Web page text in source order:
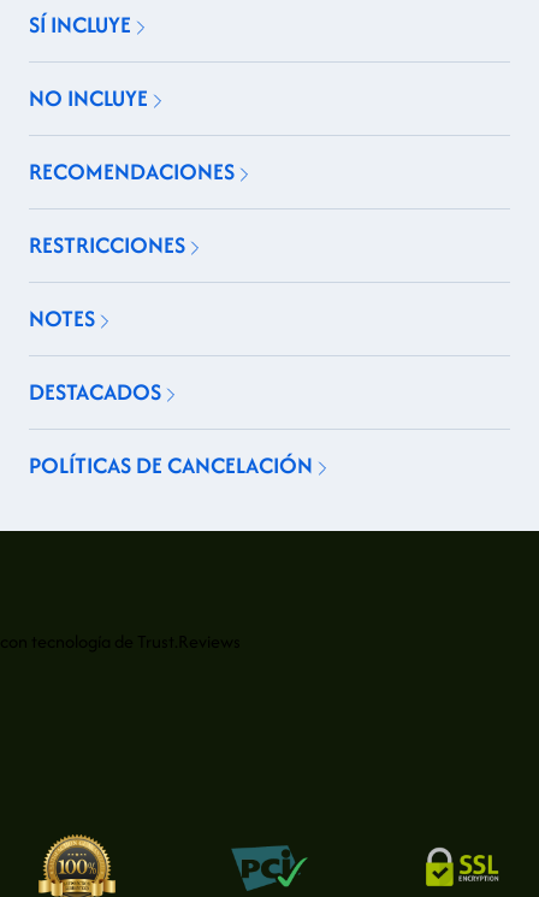
SÍ INCLUYE
NO INCLUYE
RECOMENDACIONES
RESTRICCIONES
NOTES
DESTACADOS
POLÍTICAS DE CANCELACIÓN
con tecnología de Trust.Reviews